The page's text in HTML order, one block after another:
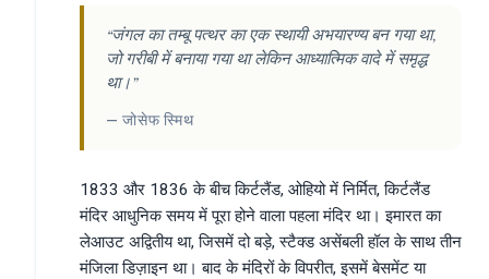
“जंगल का तम्बू पत्थर का एक स्थायी अभयारण्य बन गया था,
जो गरीबी में बनाया गया था लेकिन आध्यात्मिक वादे में समृद्ध
था।”
— जोसेफ स्मिथ
1833 और 1836 के बीच किर्टलैंड, ओहियो में निर्मित, किर्टलैंड
मंदिर आधुनिक समय में पूरा होने वाला पहला मंदिर था। इमारत का
लेआउट अद्वितीय था, जिसमें दो बड़े, स्टैक्ड असेंबली हॉल के साथ तीन
मंजिला डिज़ाइन था। बाद के मंदिरों के विपरीत, इसमें बेसमेंट या